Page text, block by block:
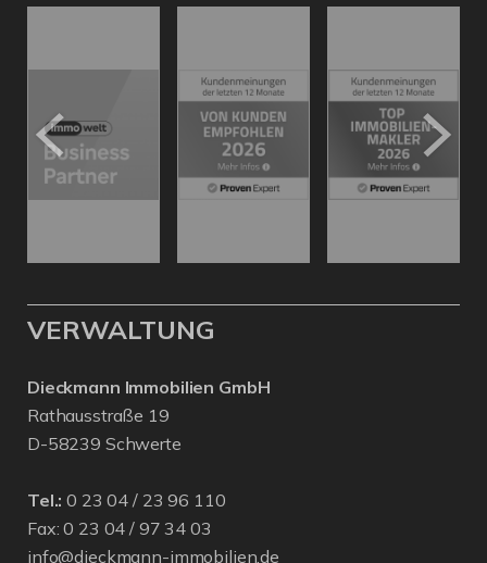
VERWALTUNG
Dieckmann Immobilien GmbH
Rathausstraße 19
D-58239 Schwerte
Tel.: 0 23 04 / 23 96 110
Fax: 0 23 04 / 97 34 03
info@dieckmann-immobilien.de